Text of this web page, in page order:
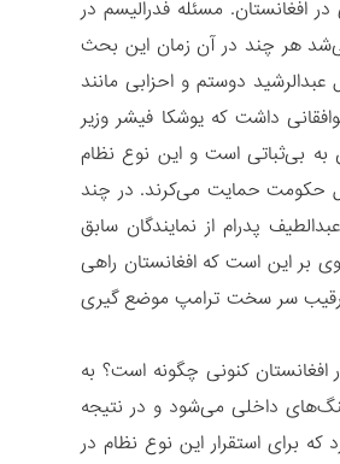
افغانستان. مسئله فدرالیسم در
هر چند در آن زمان این بحث
عبدالرشید دوستم و احزابی مانند
داشت که یوشکا فیشر وزیر
به بی‌ثباتی است و این نوع نظام
حکومت حمایت می‌کرند. در چند
پدرام از نمایندگان سابق
بر این است که افغانستان راهی
و رقیب سر سخت ترامپ موضع گیری
افغانستان کنونی چگونه است؟ به
داخلی می‌شود و در نتیجه
که برای استقرار این نوع نظام در